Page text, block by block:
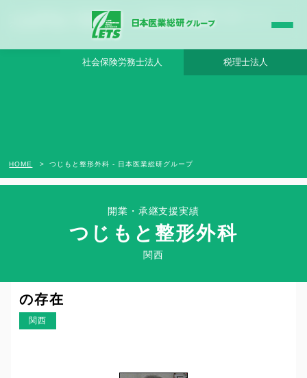
つじもと整形外科 - 日本医業総研グループ |日本医業総研｜医院開業・承継・クリニッ
ク経営支援・医療モール開発
社会保険労務士法人 税理士法人
開業・承継支援実績
つじもと整形外科
関西
HOME つじもと整形外科 - 日本医業総研グループ
Clinic Success Case
の存在
関西